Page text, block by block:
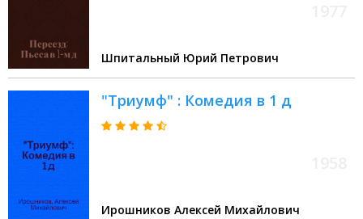
Шпитальный Юрий Петрович
"Триумф" : Комедия в 1 д
Ирошников Алексей Михайлович